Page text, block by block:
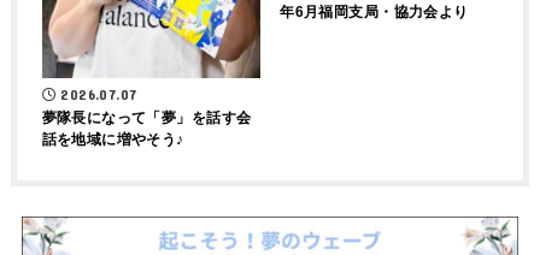
2026.07.07
夢隊長になって「夢」を話す会
話を地域に増やそう♪
年6月福岡支局・協力会より